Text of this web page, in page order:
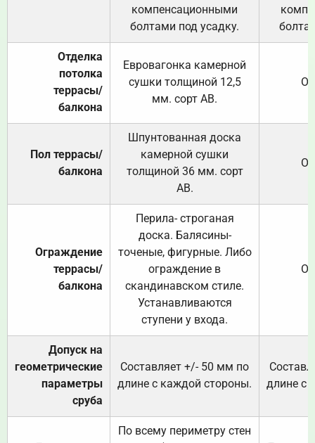
компенсационными
болтами под усадку.
Отделка
потолка
террасы/
балкона
Евровагонка камерной
сушки толщиной 12,5
мм. сорт АВ.
Пол террасы/
балкона
Шпунтованная доска
камерной сушки
толщиной 36 мм. сорт
АВ.
Ограждение
террасы/
балкона
Перила- строганая
доска. Балясины-
точеные, фигурные. Либо
ограждение в
скандинавском стиле.
Устанавливаются
ступени у входа.
Допуск на
геометрические
параметры
сруба
Составляет +/- 50 мм по
длине с каждой стороны.
длине с
По всему периметру стен